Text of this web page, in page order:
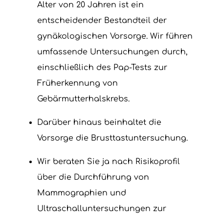
Alter von 20 Jahren ist ein
entscheidender Bestandteil der
gynäkologischen Vorsorge. Wir führen
umfassende Untersuchungen durch,
einschließlich des Pap-Tests zur
Früherkennung von
Gebärmutterhalskrebs.
Darüber hinaus beinhaltet die
Vorsorge die Brusttastuntersuchung.
Wir beraten Sie ja nach Risikoprofil
über die Durchführung von
Mammographien und
Ultraschalluntersuchungen zur